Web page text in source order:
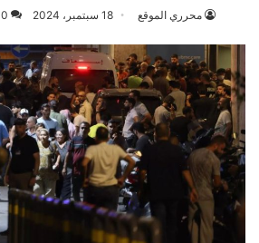
محرري الموقع 18 سبتمبر، 2024 0